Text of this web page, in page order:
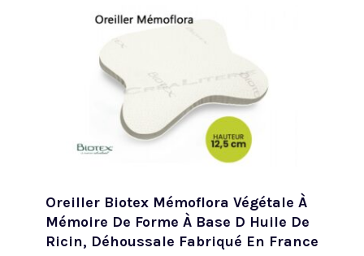
Oreiller Biotex Mémoflora Végétale À
Mémoire De Forme À Base D Huile De
Ricin, Déhoussale Fabriqué En France